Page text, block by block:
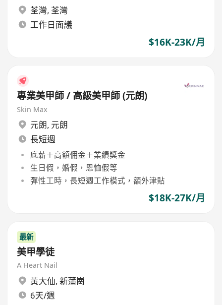
荃灣, 荃灣
工作日面議
$16K-23K/月
專業美甲師 / 高級美甲師 (元朗)
Skin Max
元朗, 元朗
長短週
底薪＋高額佣金＋業績獎金
生日假，婚假，恩恤假等
彈性工時，長短週工作模式，額外津貼
$18K-27K/月
最新
美甲學徒
A Heart Nail
黃大仙, 新蒲崗
6天/週